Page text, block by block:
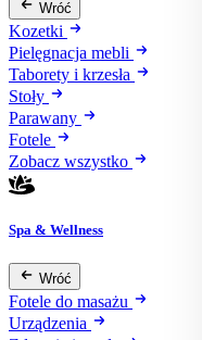
Wróć
Kozetki
Pielęgnacja mebli
Taborety i krzesła
Stoły
Parawany
Fotele
Zobacz wszystko
Spa & Wellness
Wróć
Fotele do masażu
Urządzenia